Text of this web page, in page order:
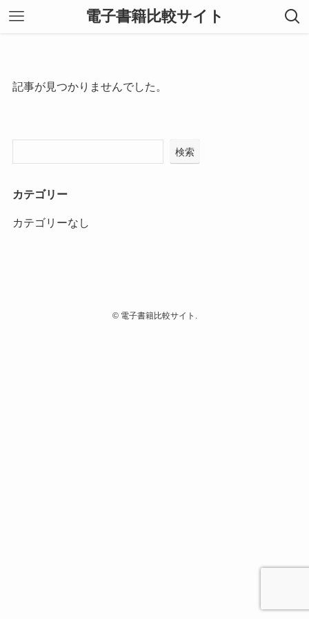
電子書籍比較サイト
記事が見つかりませんでした。
検索
カテゴリー
カテゴリーなし
©電子書籍比較サイト.